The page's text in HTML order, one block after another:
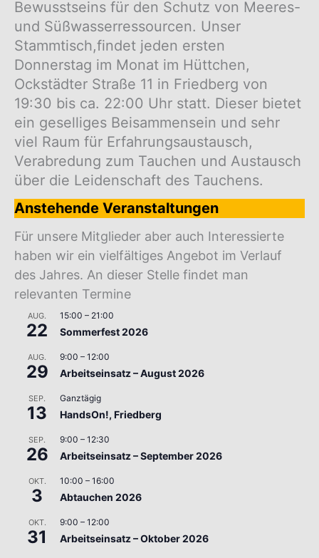
Bewusstseins für den Schutz von Meeres-
und Süßwasserressourcen. Unser
Stammtisch,findet jeden ersten
Donnerstag im Monat im Hüttchen,
Ockstädter Straße 11 in Friedberg von
19:30 bis ca. 22:00 Uhr statt. Dieser bietet
ein geselliges Beisammensein und sehr
viel Raum für Erfahrungsaustausch,
Verabredung zum Tauchen und Austausch
über die Leidenschaft des Tauchens.
Anstehende Veranstaltungen
Für unsere Mitglieder aber auch Interessierte
haben wir ein vielfältiges Angebot im Verlauf
des Jahres. An dieser Stelle findet man
relevanten Termine
AUG.
22
15:00 – 21:00
Sommerfest 2026
AUG.
29
9:00 – 12:00
Arbeitseinsatz – August 2026
SEP.
13
Ganztägig
HandsOn!, Friedberg
SEP.
26
9:00 – 12:30
Arbeitseinsatz – September 2026
OKT.
3
10:00 – 16:00
Abtauchen 2026
OKT.
31
9:00 – 12:00
Arbeitseinsatz – Oktober 2026